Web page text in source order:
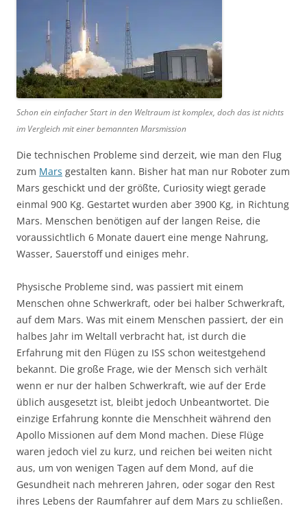
Schon ein einfacher Start in den Weltraum ist komplex, doch das ist nichts
im Vergleich mit einer bemannten Marsmission
Die technischen Probleme sind derzeit, wie man den Flug
zum Mars gestalten kann. Bisher hat man nur Roboter zum
Mars geschickt und der größte, Curiosity wiegt gerade
einmal 900 Kg. Gestartet wurden aber 3900 Kg, in Richtung
Mars. Menschen benötigen auf der langen Reise, die
voraussichtlich 6 Monate dauert eine menge Nahrung,
Wasser, Sauerstoff und einiges mehr.
Physische Probleme sind, was passiert mit einem
Menschen ohne Schwerkraft, oder bei halber Schwerkraft,
auf dem Mars. Was mit einem Menschen passiert, der ein
halbes Jahr im Weltall verbracht hat, ist durch die
Erfahrung mit den Flügen zu ISS schon weitestgehend
bekannt. Die große Frage, wie der Mensch sich verhält
wenn er nur der halben Schwerkraft, wie auf der Erde
üblich ausgesetzt ist, bleibt jedoch Unbeantwortet. Die
einzige Erfahrung konnte die Menschheit während den
Apollo Missionen auf dem Mond machen. Diese Flüge
waren jedoch viel zu kurz, und reichen bei weiten nicht
aus, um von wenigen Tagen auf dem Mond, auf die
Gesundheit nach mehreren Jahren, oder sogar den Rest
ihres Lebens der Raumfahrer auf dem Mars zu schließen.